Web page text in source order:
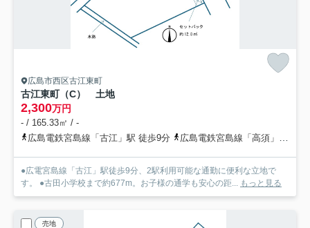
広島市西区古江東町
古江東町（C） 土地
2,300万円
- / 165.33㎡ / -
広島電鉄宮島線「古江」駅 徒歩9分
広島電鉄宮島線「高須」駅 徒歩12分
●広電宮島線「古江」駅徒歩9分、2駅利用可能な通勤に便利な立地で
す。 ●古田小学校まで約677m。お子様の通学も安心の距... もっと見る
売地